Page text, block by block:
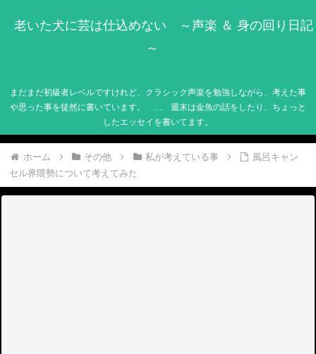
老いた犬に芸は仕込めない ～声楽 ＆ 身の回り日記
～
まだまだ初級者レベルですけれど、クラシック声楽を勉強しながら、考えた事
や思った事を徒然に書いています。 … 週末は金魚の話をしたり、ちょっと
したエッセイを書いてます。
ホーム その他 私が考えている事
風呂キャン
セル界隈勢について考えてみた